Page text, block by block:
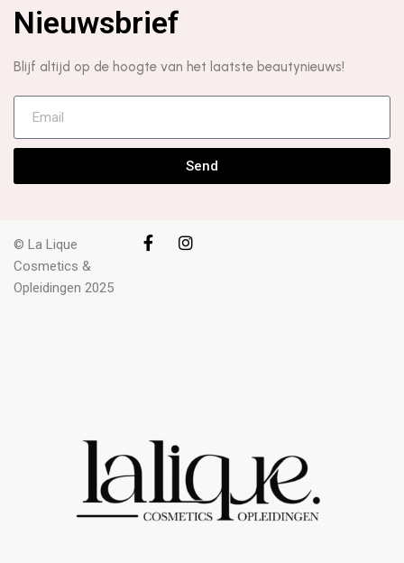
Nieuwsbrief
Blijf altijd op de hoogte van het laatste beautynieuws!
Send
© La Lique
Cosmetics &
Opleidingen 2025